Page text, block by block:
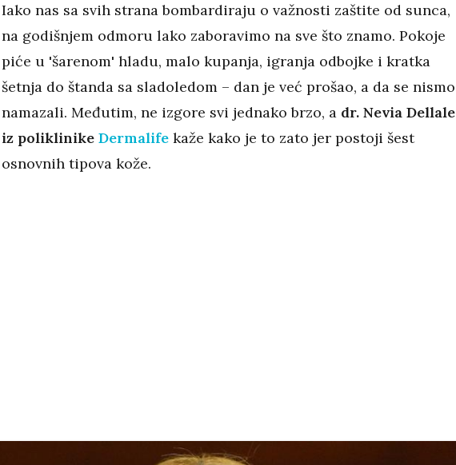
Iako nas sa svih strana bombardiraju o važnosti zaštite od sunca,
na godišnjem odmoru lako zaboravimo na sve što znamo. Pokoje
piće u 'šarenom' hladu, malo kupanja, igranja odbojke i kratka
šetnja do štanda sa sladoledom – dan je već prošao, a da se nismo
namazali. Međutim, ne izgore svi jednako brzo, a dr. Nevia Dellale
iz poliklinike Dermalifekaže kako je to zato jer postoji šest
osnovnih tipova kože.